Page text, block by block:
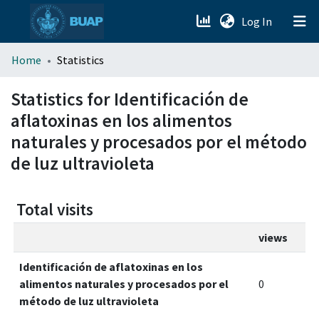
Log In (current)
menu.section.about_menu
All of DSpace
Home Statistics
Statistics for Identificación de
aflatoxinas en los alimentos
naturales y procesados por el método
de luz ultravioleta
Total visits
views
Identificación de aflatoxinas en los
alimentos naturales y procesados por el
método de luz ultravioleta
0